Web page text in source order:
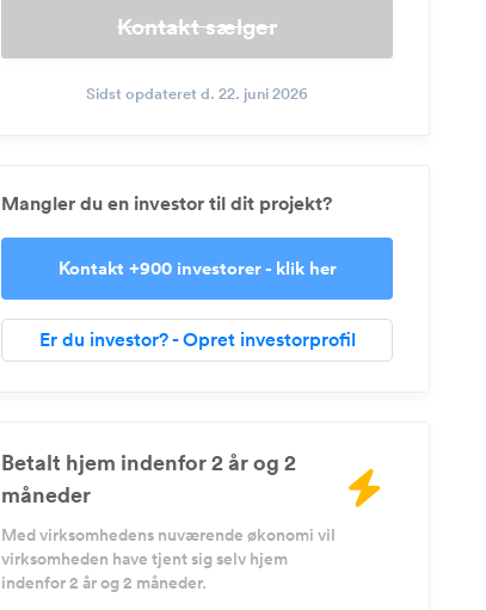
Kontakt sælger
Sidst opdateret d. 22. juni 2026
Mangler du en investor til dit projekt?
Kontakt +900 investorer - klik her
Er du investor? - Opret investorprofil
Betalt hjem indenfor 2 år og 2
måneder
Med virksomhedens nuværende økonomi vil
virksomheden have tjent sig selv hjem
indenfor 2 år og 2 måneder.